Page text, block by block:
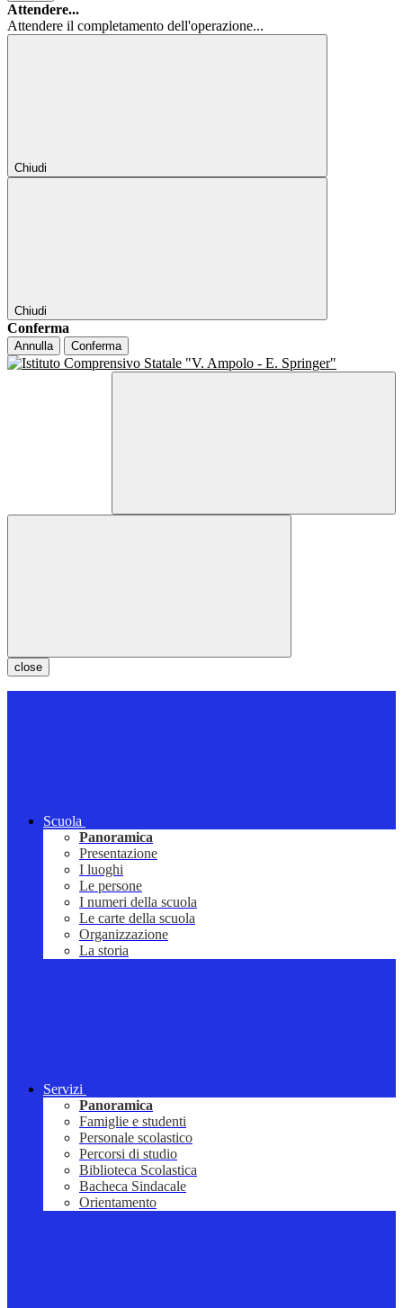
Attendere...
Attendere il completamento dell'operazione...
Chiudi
Chiudi
Conferma
Annulla Conferma
close
Scuola
Panoramica
Presentazione
I luoghi
Le persone
I numeri della scuola
Le carte della scuola
Organizzazione
La storia
Servizi
Panoramica
Famiglie e studenti
Personale scolastico
Percorsi di studio
Biblioteca Scolastica
Bacheca Sindacale
Orientamento